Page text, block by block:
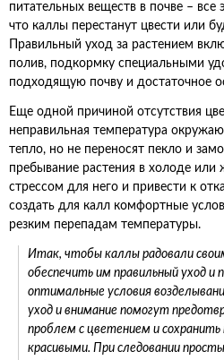
питательных веществ в почве –
что каллы перестанут цвести или
Правильный уход за растением
полив, подкормку специальными
подходящую почву и достаточное
Еще одной причиной отсутствия
неправильная температура
тепло, но не переносят пекло и
пребывание растения в холоде или
стрессом для него и привести к
создать для калл комфортные
резким перепадам температуры.
Итак, чтобы каллы радовали
обеспечить им правильный уход и
оптимальные условия
уход и внимание помогут
проблем с цветением и
красивыми. При следовании